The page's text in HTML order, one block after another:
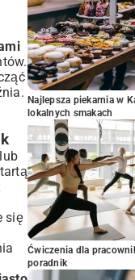
się
Najlepsza piekarnia w
lokalnych smakach
Ćwiczenia dla
poradnik